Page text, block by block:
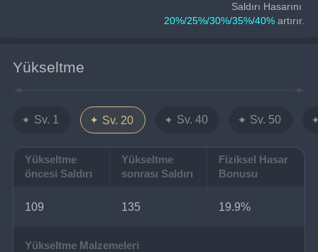
Saldırı Hasarını
20%/25%/30%/35%/40% artırır.
Yükseltme
Sv. 1 Sv. 20 Sv. 40 Sv. 50
Yükseltme
öncesi Saldırı
Yükseltme
sonrası Saldırı
Fiziksel Hasar
Bonusu
109 135 19.9%
Yükseltme Malzemeleri